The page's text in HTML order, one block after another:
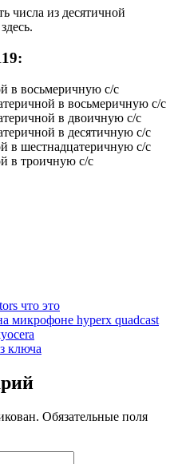
числа из десятичной
в восьмеричную с/с
в восьмеричную с/с
в двоичную с/с
в десятичную с/с
в шестнадцатеричную с/с
в троичную с/с
что это
микрофоне hyperx quadcast
ключа
Обязательные поля